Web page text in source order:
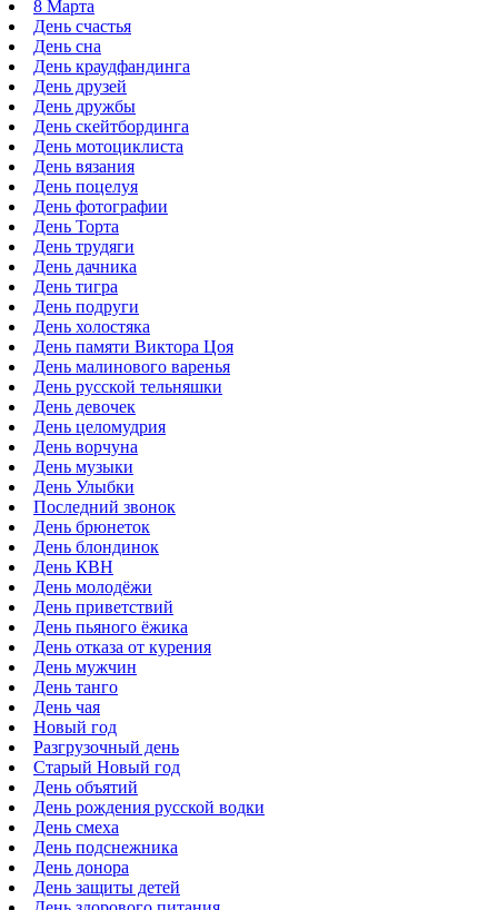
8 Марта
День счастья
День сна
День краудфандинга
День друзей
День дружбы
День скейтбординга
День мотоциклиста
День вязания
День поцелуя
День фотографии
День Торта
День трудяги
День дачника
День тигра
День подруги
День холостяка
День памяти Виктора Цоя
День малинового варенья
День русской тельняшки
День девочек
День целомудрия
День ворчуна
День музыки
День Улыбки
Последний звонок
День брюнеток
День блондинок
День КВН
День молодёжи
День приветствий
День пьяного ёжика
День отказа от курения
День мужчин
День танго
День чая
Новый год
Разгрузочный день
Старый Новый год
День объятий
День рождения русской водки
День смеха
День подснежника
День донора
День защиты детей